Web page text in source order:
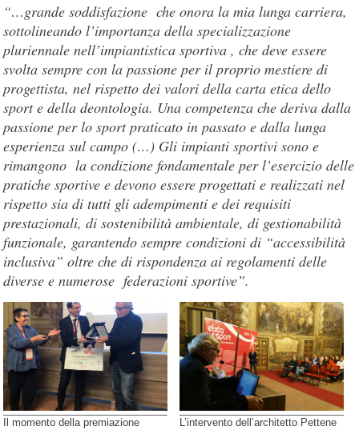
“…grande soddisfazione che onora la mia lunga carriera,
sottolineando l’importanza della specializzazione
pluriennale nell’impiantistica sportiva , che deve essere
svolta sempre con la passione per il proprio mestiere di
progettista, nel rispetto dei valori della carta etica dello
sport e della deontologia. Una competenza che deriva dalla
passione per lo sport praticato in passato e dalla lunga
esperienza sul campo (…) Gli impianti sportivi sono e
rimangono la condizione fondamentale per l’esercizio delle
pratiche sportive e devono essere progettati e realizzati nel
rispetto sia di tutti gli adempimenti e dei requisiti
prestazionali, di sostenibilità ambientale, di gestionabilità
funzionale, garantendo sempre condizioni di “accessibilità
inclusiva” oltre che di rispondenza ai regolamenti delle
diverse e numerose federazioni sportive”.
Il momento della premiazione L’intervento dell’architetto Pettene